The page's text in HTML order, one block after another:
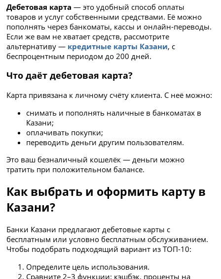
Дебетовая карта — это удобный способ оплаты
товаров и услуг собственными средствами. Её можно
пополнять через банкоматы, кассы и онлайн-переводы.
Если же вам не хватает средств, рассмотрите
альтернативу — кредитные карты Казани, с
беспроцентным периодом до 200 дней.
Что даёт дебетовая карта?
Карта привязана к личному счёту клиента. С неё можно:
снимать и пополнять наличные в банкоматах в
Казани;
оплачивать покупки;
переводить деньги другим пользователям.
Это ваш безналичный кошелёк — деньги можно
тратить при положительном балансе.
Как выбрать и оформить карту в
Казани?
Банки Казани предлагают дебетовые карты с
бесплатным или условно бесплатным обслуживанием.
Чтобы подобрать подходящий вариант из ТОП-10:
Определите цель использования.
Сравните 2–3 функции: кэшбэк, проценты на